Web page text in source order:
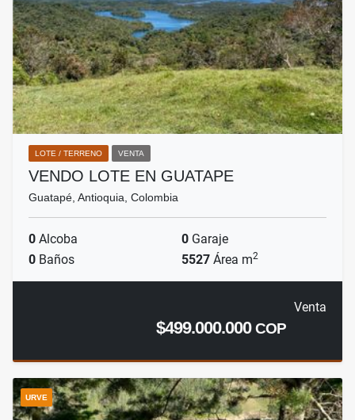
LOTE / TERRENO VENTA
VENDO LOTE EN GUATAPE
Guatapé, Antioquia, Colombia
0 Alcoba 0 Garaje
0 Baños 5527 Área m2
Venta
$499.000.000COP
URVE